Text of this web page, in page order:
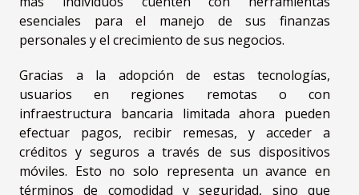
esenciales para el manejo de sus finanzas
personales y el crecimiento de sus negocios.
Gracias a la adopción de estas tecnologías,
usuarios en regiones remotas o con
infraestructura bancaria limitada ahora pueden
efectuar pagos, recibir remesas, y acceder a
créditos y seguros a través de sus dispositivos
móviles. Esto no solo representa un avance en
términos de comodidad y seguridad, sino que